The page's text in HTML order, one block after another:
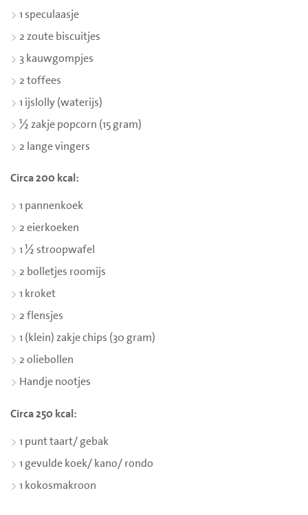
1 speculaasje
2 zoute biscuitjes
3 kauwgompjes
2 toffees
1 ijslolly (waterijs)
½ zakje popcorn (15 gram)
2 lange vingers
Circa 200 kcal:
1 pannenkoek
2 eierkoeken
1 ½ stroopwafel
2 bolletjes roomijs
1 kroket
2 flensjes
1 (klein) zakje chips (30 gram)
2 oliebollen
Handje nootjes
Circa 250 kcal:
1 punt taart/ gebak
1 gevulde koek/ kano/ rondo
1 kokosmakroon